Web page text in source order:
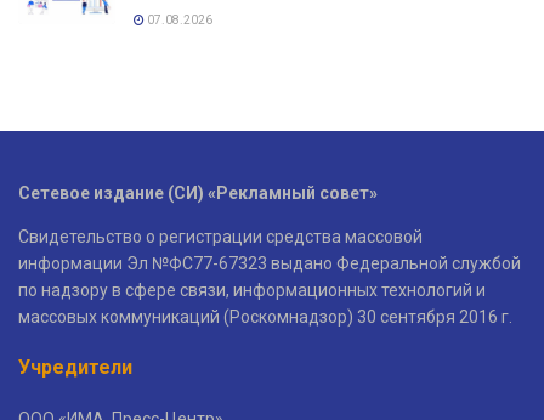
07.08.2026
Сетевое издание (СИ) «Рекламный совет»
Свидетельство о регистрации средства массовой
информации Эл №ФС77-67323 выдано Федеральной службой
по надзору в сфере связи, информационных технологий и
массовых коммуникаций (Роскомнадзор) 30 сентября 2016 г.
Учредители